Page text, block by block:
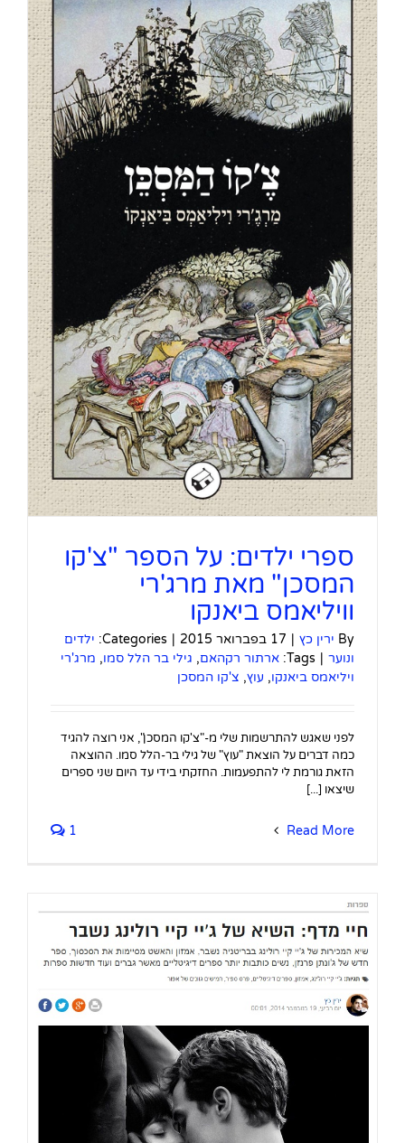
ספרי ילדים: על הספר "צ'קו
המסכן" מאת מרג'רי
וויליאמס ביאנקו
By ירין כץ | 17 בפברואר 2015 |
Categories: ילדים
ונוער |
Tags: ארתור רקהאם, גילי בר הלל סמו, מרג'רי
ויליאמס ביאנקו, עוץ, צ'קו המסכן
לפני שאגש להתרשמות שלי מ-"צ'קו המסכן", אני רוצה להגיד
כמה דברים על הוצאת "עוץ" של גילי בר-הלל סמו. ההוצאה
הזאת גורמת לי להתפעמות. החזקתי בידי עד היום שני ספרים
שיצאו [...]
Read More
1